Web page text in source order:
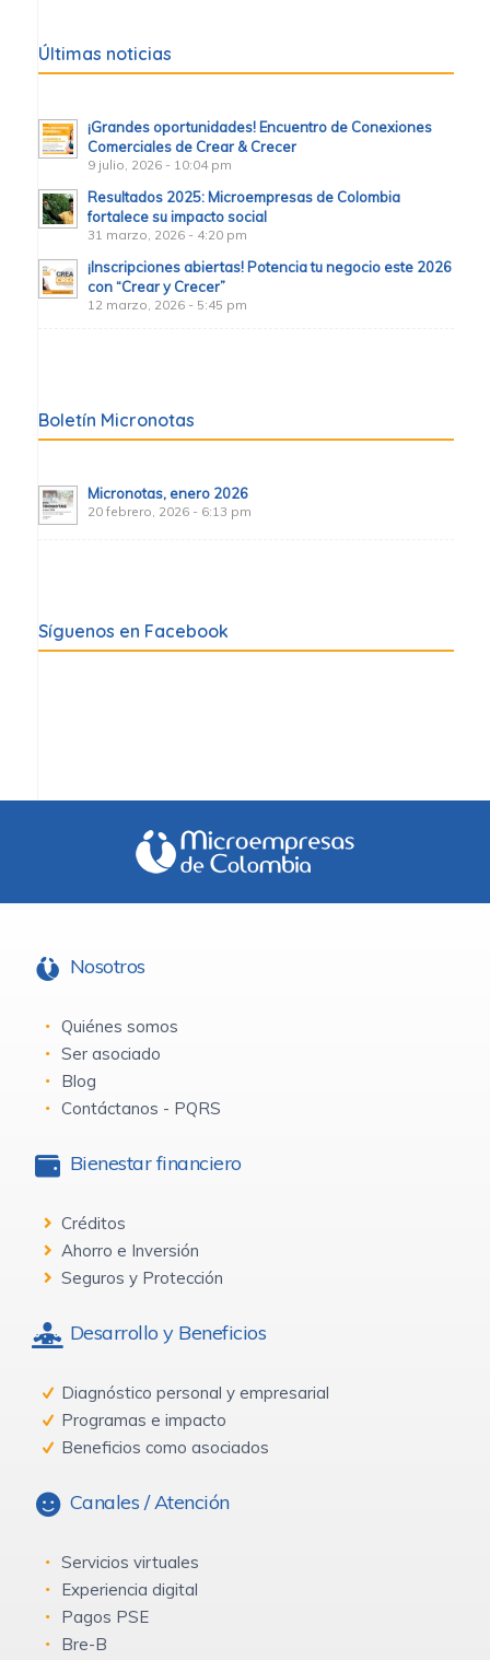
Últimas noticias
¡Grandes oportunidades! Encuentro de Conexiones
Comerciales de Crear & Crecer
9 julio, 2026 - 10:04 pm
Resultados 2025: Microempresas de Colombia
fortalece su impacto social
31 marzo, 2026 - 4:20 pm
¡Inscripciones abiertas! Potencia tu negocio este 2026
con “Crear y Crecer”
12 marzo, 2026 - 5:45 pm
Boletín Micronotas
Micronotas, enero 2026
20 febrero, 2026 - 6:13 pm
Síguenos en Facebook
Nosotros
Quiénes somos
Ser asociado
Blog
Contáctanos - PQRS
Bienestar financiero
Créditos
Ahorro e Inversión
Seguros y Protección
Desarrollo y Beneficios
Diagnóstico personal y empresarial
Programas e impacto
Beneficios como asociados
Canales / Atención
Servicios virtuales
Experiencia digital
Pagos PSE
Bre-B